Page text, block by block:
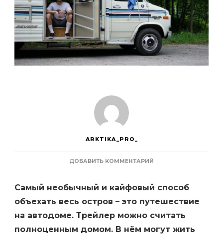
ARKTIKA_PRO_
ДОБАВИТЬ КОММЕНТАРИЙ
НА
КАК
ИССЛЕДОВАТЬ
ДЁШЕВО
Самый необычный и кайфовый способ
объехать весь остров – это путешествие
на автодоме. Трейлер можно считать
полноценным домом. В нём могут жить